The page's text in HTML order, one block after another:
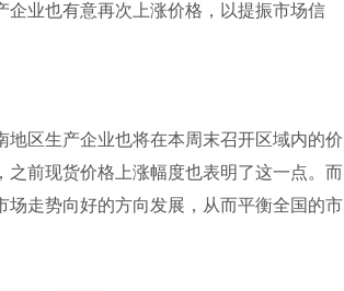
业也有意再次上涨价格，以提振市场信
区生产企业也将在本周末召开区域内的价
前现货价格上涨幅度也表明了这一点。而
走势向好的方向发展，从而平衡全国的市